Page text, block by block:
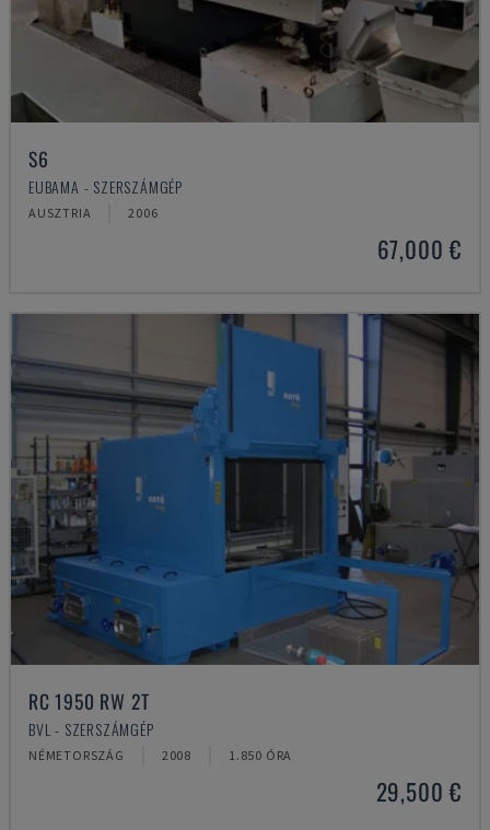
S6
EUBAMA - SZERSZÁMGÉP
AUSZTRIA 2006
67,000 €
RC 1950 RW 2T
BVL - SZERSZÁMGÉP
NÉMETORSZÁG 2008 1.850 ÓRA
29,500 €